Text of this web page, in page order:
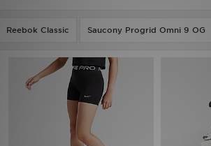
Reebok Classic Saucony Progrid Omni 9 OG
Collecties
Merken